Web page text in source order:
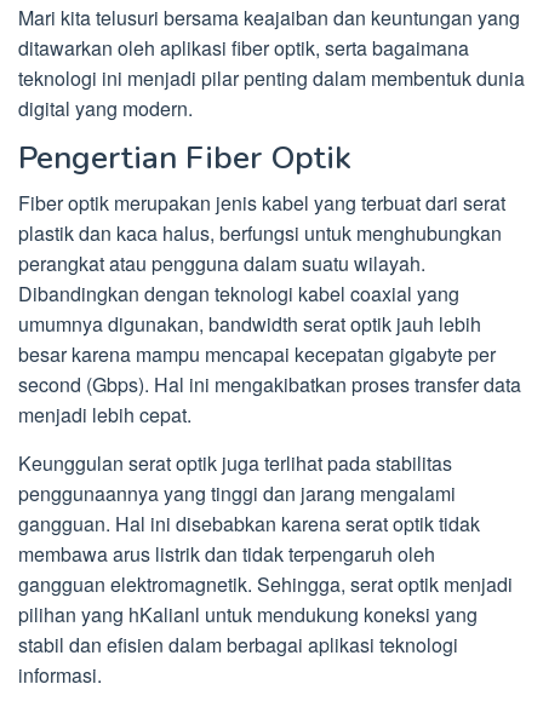
Mari kita telusuri bersama keajaiban dan keuntungan yang
ditawarkan oleh aplikasi fiber optik, serta bagaimana
teknologi ini menjadi pilar penting dalam membentuk dunia
digital yang modern.
Pengertian Fiber Optik
Fiber optik merupakan jenis kabel yang terbuat dari serat
plastik dan kaca halus, berfungsi untuk menghubungkan
perangkat atau pengguna dalam suatu wilayah.
Dibandingkan dengan teknologi kabel coaxial yang
umumnya digunakan, bandwidth serat optik jauh lebih
besar karena mampu mencapai kecepatan gigabyte per
second (Gbps). Hal ini mengakibatkan proses transfer data
menjadi lebih cepat.
Keunggulan serat optik juga terlihat pada stabilitas
penggunaannya yang tinggi dan jarang mengalami
gangguan. Hal ini disebabkan karena serat optik tidak
membawa arus listrik dan tidak terpengaruh oleh
gangguan elektromagnetik. Sehingga, serat optik menjadi
pilihan yang hKalianl untuk mendukung koneksi yang
stabil dan efisien dalam berbagai aplikasi teknologi
informasi.